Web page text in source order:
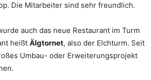
Die Mitarbeiter sind sehr freundlich.
auch das neue Restaurant im Turm
heißt Älgtornet, also der Elchturm. Seit
Umbau- oder Erweiterungsprojekt